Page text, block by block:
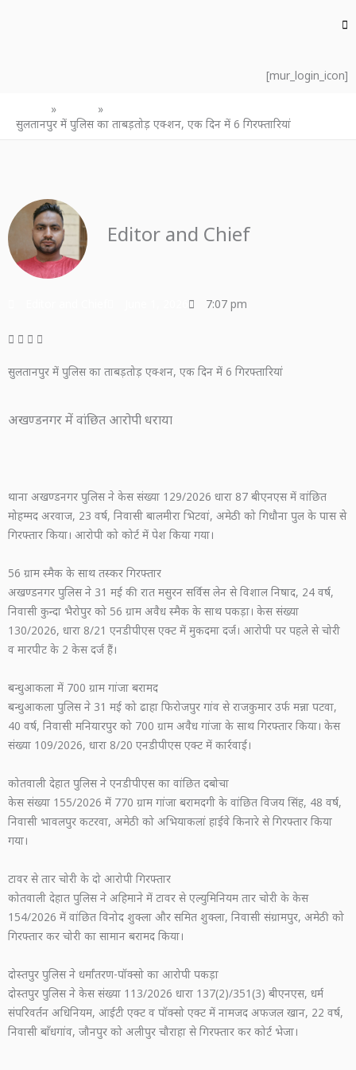
[mur_login_icon]
सुलतानपुर में पुलिस का ताबड़तोड़ एक्शन, एक दिन में 6 गिरफ्तारियां
Editor and Chief
7:07 pm
सुलतानपुर में पुलिस का ताबड़तोड़ एक्शन, एक दिन में 6 गिरफ्तारियां
अखण्डनगर में वांछित आरोपी धराया
थाना अखण्डनगर पुलिस ने केस संख्या 129/2026 धारा 87 बीएनएस में वांछित
मोहम्मद अरवाज, 23 वर्ष, निवासी बालमीरा भिटवां, अमेठी को गिधौना पुल के पास से
गिरफ्तार किया। आरोपी को कोर्ट में पेश किया गया।
56 ग्राम स्मैक के साथ तस्कर गिरफ्तार
अखण्डनगर पुलिस ने 31 मई की रात मसुरन सर्विस लेन से विशाल निषाद, 24 वर्ष,
निवासी कुन्दा भैरोपुर को 56 ग्राम अवैध स्मैक के साथ पकड़ा। केस संख्या
130/2026, धारा 8/21 एनडीपीएस एक्ट में मुकदमा दर्ज। आरोपी पर पहले से चोरी
व मारपीट के 2 केस दर्ज हैं।
बन्धुआकला में 700 ग्राम गांजा बरामद
बन्धुआकला पुलिस ने 31 मई को ढाहा फिरोजपुर गांव से राजकुमार उर्फ मन्ना पटवा,
40 वर्ष, निवासी मनियारपुर को 700 ग्राम अवैध गांजा के साथ गिरफ्तार किया। केस
संख्या 109/2026, धारा 8/20 एनडीपीएस एक्ट में कार्रवाई।
कोतवाली देहात पुलिस ने एनडीपीएस का वांछित दबोचा
केस संख्या 155/2026 में 770 ग्राम गांजा बरामदगी के वांछित विजय सिंह, 48 वर्ष,
निवासी भावलपुर कटरवा, अमेठी को अभियाकलां हाईवे किनारे से गिरफ्तार किया
गया।
टावर से तार चोरी के दो आरोपी गिरफ्तार
कोतवाली देहात पुलिस ने अहिमाने में टावर से एल्युमिनियम तार चोरी के केस
154/2026 में वांछित विनोद शुक्ला और समित शुक्ला, निवासी संग्रामपुर, अमेठी को
गिरफ्तार कर चोरी का सामान बरामद किया।
दोस्तपुर पुलिस ने धर्मांतरण-पॉक्सो का आरोपी पकड़ा
दोस्तपुर पुलिस ने केस संख्या 113/2026 धारा 137(2)/351(3) बीएनएस, धर्म
संपरिवर्तन अधिनियम, आईटी एक्ट व पॉक्सो एक्ट में नामजद अफजल खान, 22 वर्ष,
निवासी बाँधगांव, जौनपुर को अलीपुर चौराहा से गिरफ्तार कर कोर्ट भेजा।